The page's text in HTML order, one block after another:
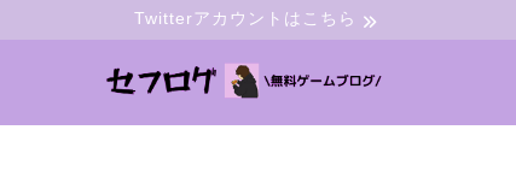
Twitterアカウントはこちら